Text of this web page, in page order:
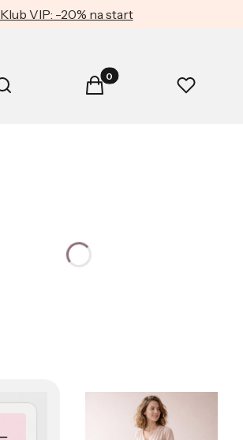
Klub VIP: -20% na start
Otwórz wyszukiwarkę
Szukaj Produkty w koszyku: 0.
Koszyk Ulubione